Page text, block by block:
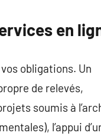
en
obligations. Un
de relevés,
soumis à
l’appui